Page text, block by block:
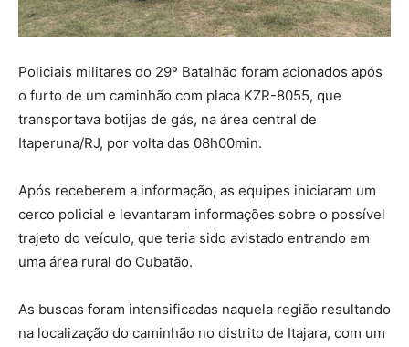
Policiais militares do 29º Batalhão foram acionados após
o furto de um caminhão com placa KZR-8055, que
transportava botijas de gás, na área central de
Itaperuna/RJ, por volta das 08h00min.
Após receberem a informação, as equipes iniciaram um
cerco policial e levantaram informações sobre o possível
trajeto do veículo, que teria sido avistado entrando em
uma área rural do Cubatão.
As buscas foram intensificadas naquela região resultando
na localização do caminhão no distrito de Itajara, com um